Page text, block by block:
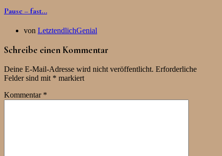
Pause – fast…
von LetztendlichGenial
Schreibe einen Kommentar
Deine E-Mail-Adresse wird nicht veröffentlicht. Erforderliche
Felder sind mit * markiert
Kommentar *